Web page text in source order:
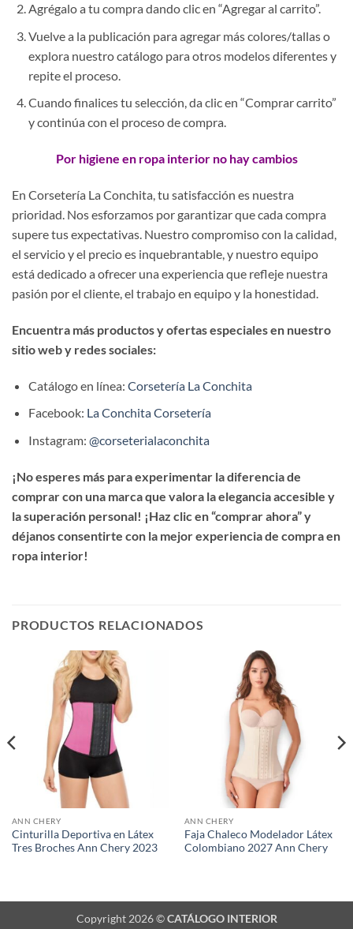
Agrégalo a tu compra dando clic en “Agregar al carrito”.
Vuelve a la publicación para agregar más colores/tallas o
explora nuestro catálogo para otros modelos diferentes y
repite el proceso.
Cuando finalices tu selección, da clic en “Comprar carrito”
y continúa con el proceso de compra.
Por higiene en ropa interior no hay cambios
En Corsetería La Conchita, tu satisfacción es nuestra
prioridad. Nos esforzamos por garantizar que cada compra
supere tus expectativas. Nuestro compromiso con la calidad,
el servicio y el precio es inquebrantable, y nuestro equipo
está dedicado a ofrecer una experiencia que refleje nuestra
pasión por el cliente, el trabajo en equipo y la honestidad.
Encuentra más productos y ofertas especiales en nuestro
sitio web y redes sociales:
Catálogo en línea: Corsetería La Conchita
Facebook: La Conchita Corsetería
Instagram: @corseterialaconchita
¡No esperes más para experimentar la diferencia de
comprar con una marca que valora la elegancia accesible y
la superación personal! ¡Haz clic en “comprar ahora” y
déjanos consentirte con la mejor experiencia de compra en
ropa interior!
PRODUCTOS RELACIONADOS
ANN CHERY
Cinturilla Deportiva en Látex
Tres Broches Ann Chery 2023
ANN CHERY
Faja Chaleco Modelador Látex
Colombiano 2027 Ann Chery
Copyright 2026 ©CATÁLOGO INTERIOR